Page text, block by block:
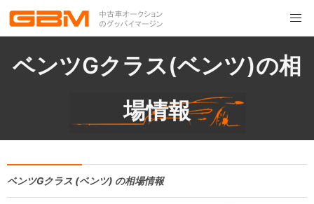
ベンツGクラス(ベンツ)の相
場情報
ベンツGクラス (ベンツ) の相場情報